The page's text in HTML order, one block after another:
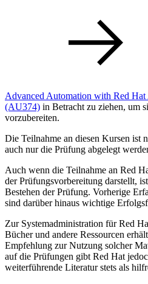
Advanced Automation with Red
(AU374) in Betracht zu ziehen, um
vorzubereiten.
Die Teilnahme an diesen Kursen ist
auch nur die Prüfung abgelegt
Auch wenn die Teilnahme an Red
der Prüfungsvorbereitung darstellt,
Bestehen der Prüfung. Vorherige
sind darüber hinaus wichtige
Zur Systemadministration für Red
Bücher und andere Ressourcen
Empfehlung zur Nutzung solcher
auf die Prüfungen gibt Red Hat
weiterführende Literatur stets als